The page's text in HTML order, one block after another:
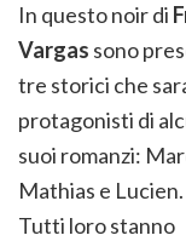
In questo noir di
Vargas sono
tre storici che
protagonisti di
suoi romanzi:
Mathias e Lucien.
Tutti loro stanno